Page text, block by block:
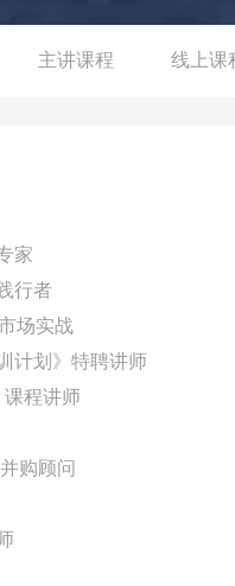
主讲课程 线上课
家
行者
场实战
计划》特聘讲师
课程讲师
购顾问